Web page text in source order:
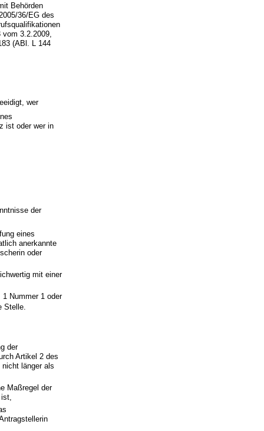
Behörden
36/EG des
3.2.2009,
(ABl. L 144
wer
ist oder wer in
der
eines
anerkannte
oder
mit einer
Nummer 1 oder
Stelle.
der
Artikel 2 des
länger als
Maßregel der
ist,